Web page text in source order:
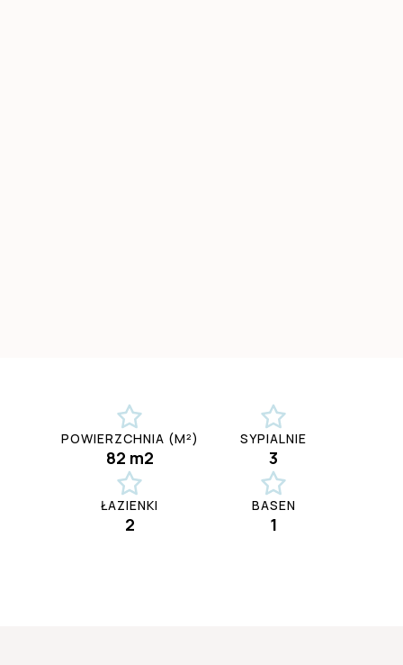
POWIERZCHNIA (M²)
82 m2
SYPIALNIE
3
ŁAZIENKI
2
BASEN
1